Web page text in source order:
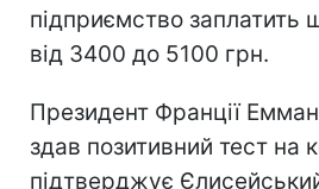
підприємство заплатить
від 3400 до 5100 грн.
Президент Франції
здав позитивний тест на
підтверджує